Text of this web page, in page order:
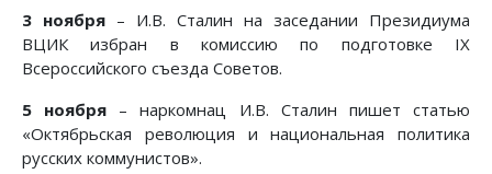
3 ноября – И.В. Сталин на заседании Президиума
ВЦИК избран в комиссию по подготовке IX
Всероссийского съезда Советов.
5 ноября – наркомнац И.В. Сталин пишет статью
«Октябрьская революция и национальная политика
русских коммунистов».